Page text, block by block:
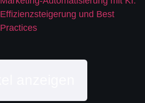
Effizienzsteigerung und Best
Practices